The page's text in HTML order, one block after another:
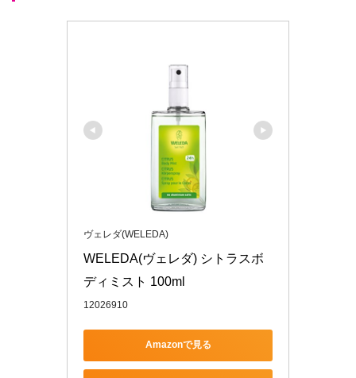
ヴェレダ(WELEDA)
WELEDA(ヴェレダ) シトラスボ
ディミスト 100ml
12026910
Amazonで見る